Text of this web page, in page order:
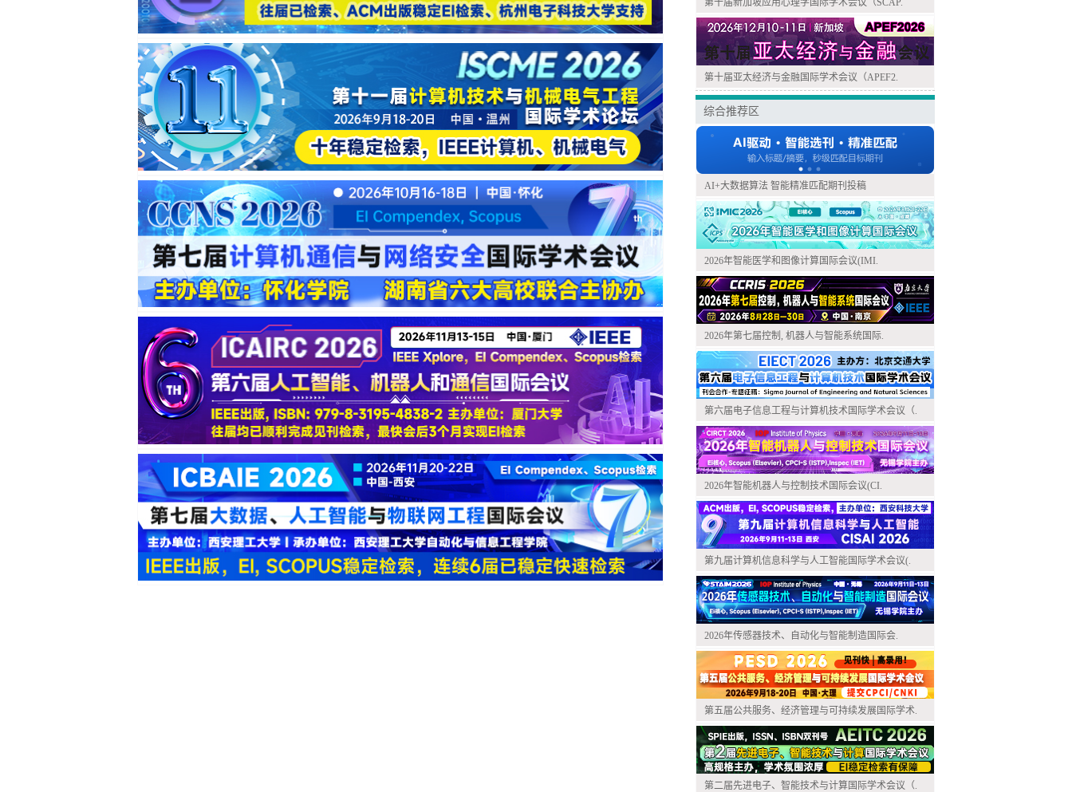
第十届新加坡应用心理学国际学术会议（SCAP.
第十届亚太经济与金融国际学术会议（APEF2.
综合推荐区
AI+大数据算法 智能精准匹配期刊投稿
2026年智能医学和图像计算国际会议(IMI.
2026年第七届控制, 机器人与智能系统国际.
第六届电子信息工程与计算机技术国际学术会议（.
2026年智能机器人与控制技术国际会议(CI.
第九届计算机信息科学与人工智能国际学术会议(.
2026年传感器技术、自动化与智能制造国际会.
第五届公共服务、经济管理与可持续发展国际学术.
第二届先进电子、智能技术与计算国际学术会议（.